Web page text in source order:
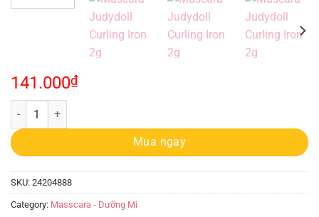
141.000₫
Mascara Judydoll Curling Iron 2g quantity
Mua ngay
SKU: 24204888
Category: Masscara - Dưỡng Mi